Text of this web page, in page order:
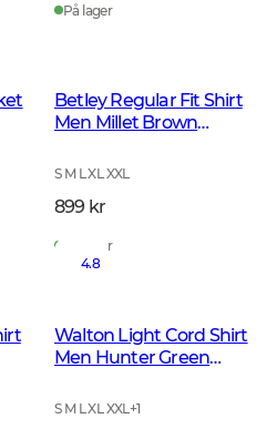
På lager
Betley Regular Fit Shirt
Men Millet Brown
S M L XL XXL
899 kr
På lager
4.8
Walton Light Cord Shirt
Men Hunter Green
S M L XL XXL+1